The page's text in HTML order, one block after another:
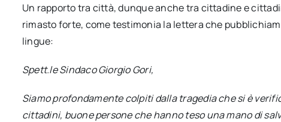
Un rapporto tra città, dunque anche tra cittadine e
rimasto forte, come testimonia la lettera che
lingue:
Spett.le Sindaco Giorgio Gori,
Siamo profondamente colpiti dalla tragedia che si è
cittadini, buone persone che hanno teso una mano di